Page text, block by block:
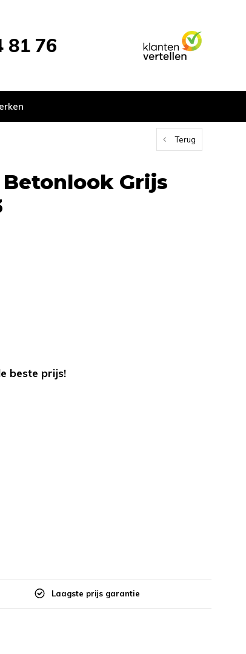
81 76
Terug
Grijs
beste prijs!
Laagste prijs garantie